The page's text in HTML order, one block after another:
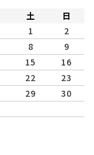
土
日
1
2
8
9
15
16
22
23
29
30